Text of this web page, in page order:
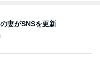
妻がSNSを更新